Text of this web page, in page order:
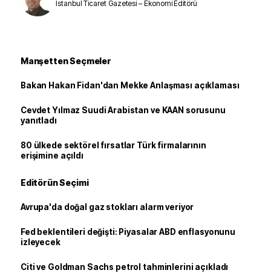
İstanbul Ticaret Gazetesi – Ekonomi Editörü
Manşetten Seçmeler
Bakan Hakan Fidan'dan Mekke Anlaşması açıklaması
Cevdet Yılmaz Suudi Arabistan ve KAAN sorusunu
yanıtladı
80 ülkede sektörel fırsatlar Türk firmalarının
erişimine açıldı
Editörün Seçimi
Avrupa'da doğal gaz stokları alarm veriyor
Fed beklentileri değişti: Piyasalar ABD enflasyonunu
izleyecek
Citi ve Goldman Sachs petrol tahminlerini açıkladı